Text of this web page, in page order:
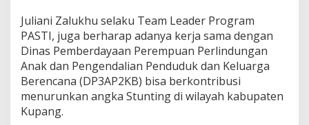
Juliani Zalukhu selaku Team Leader Program
PASTI, juga berharap adanya kerja sama dengan
Dinas Pemberdayaan Perempuan Perlindungan
Anak dan Pengendalian Penduduk dan Keluarga
Berencana (DP3AP2KB) bisa berkontribusi
menurunkan angka Stunting di wilayah kabupaten
Kupang.